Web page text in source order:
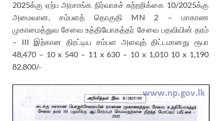
2025க்கு ஏற்ப அரசாங்க நிர்வாகச் சுற்றறிக்கை 10/2025க்கு
அமைவான, சம்பளத் தொகுதி MN 2 – மாகாண
முகாமைத்துவ சேவை உத்தியோகத்தர் சேவை பதவியின் தரம்
– III இற்கான திரட்டிய சம்பள அளவுத் திட்டமானது ரூபா
48,470 – 10 x 540 – 11 x 630 – 10 x 1,010 10 x 1,190
82,800/-